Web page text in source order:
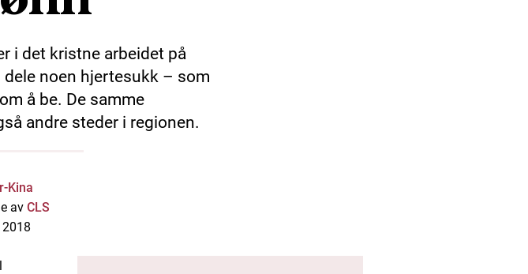
i det kristne arbeidet på
noen hjertesukk – som
å be. De samme
andre steder i regionen.
Kina
avCLS